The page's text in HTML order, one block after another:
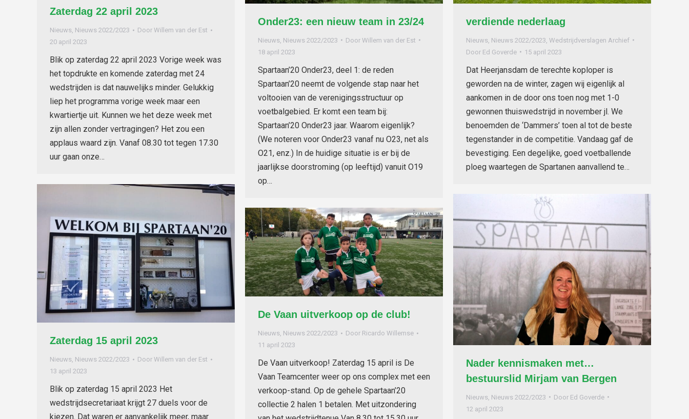
Zaterdag 22 april 2023
Nieuws, Nieuws 2022/2023 Door Willem van der Est
20 april 2023
Blik op zaterdag 22 april 2023 Vorige week was
het topdrukte en komende zaterdag met 24
wedstrijden is dat nauwelijks minder. Gelukkig
liep het programma vorige week maar een
kwartiertje uit. Kunnen we het deze week met
zijn allen zonder vertragingen? Het zou een
applaus waard zijn. Vanaf 08.30 tot tegen 17.30
uur gaan onze…
Onder23: een nieuw team in 23/24
Nieuws Nieuws 2022/2023 Door Willem van der Est
18 april 2023
Spartaan’20 Onder23, deel 1: de reden
Spartaan’20 neemt de volgende stap naar het
voltooien van de verenigingsstructuur op
voetbalgebied. Er komt een team bij:
Spartaan’20 Onder23 jaar. Waarom eigenlijk?
(We noteren voor Onder23 vanaf nu O23, net als
O21, enz.) In de huidige situatie is er bij de
jaarlijkse doorstroming (op leeftijd) vanuit O19
op…
verdiende nederlaag
Nieuws Nieuws 2022/2023 Wedstrijdverslagen Archief
Door Ed Goverde 15 april 2023
Dat Heerjansdam de terechte koploper is
geworden na de winter, zagen wij eigenlijk al
aankomen in de door ons toen nog met 1-0
gewonnen thuiswedstrijd in november jl. We
benoemden de ‘Dammers’ toen al tot de beste
tegenstander in de competitie. Vandaag gaf de
bevestiging. Een degelijke, goed voetballende
ploeg waartegen de Spartanen aanvallend te…
Zaterdag 15 april 2023
Nieuws, Nieuws 2022/2023 Door Willem van der Est
13 april 2023
Blik op zaterdag 15 april 2023 Het
wedstrijdsecretariaat krijgt 27 duels voor de
kiezen. Dat waren er aanvankelijk meer, maar
Nader kennismaken met…
bestuurslid Mirjam van Bergen
Nieuws Nieuws 2022/2023 Door Ed Goverde
12 april 2023
De Vaan uitverkoop op de club!
Nieuws, Nieuws 2022/2023 Door Ricardo Willemse
11 april 2023
De Vaan uitverkoop! Zaterdag 15 april is De
Vaan Teamcenter weer op ons complex met een
verkoop-stand. Op de gehele Spartaan’20
collectie 2 halen 1 betalen. Met uitzondering